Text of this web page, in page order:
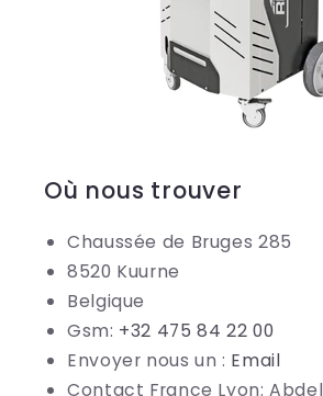
Où nous trouver
Chaussée de Bruges 285
8520 Kuurne
Belgique
Gsm: +32 475 84 22 00
Envoyer nous un : Email
Contact France Lyon: Abdel